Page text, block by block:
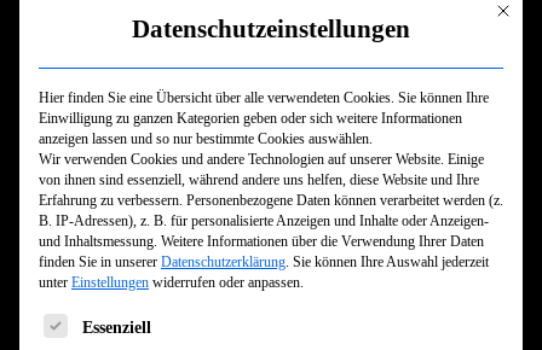
Zusatzshow
PÖBEL MC geht mit der DISSPUTATION in die nächste
Runde! Der Sommer hat gerade erst begonnen, der
Winter liegt zum Glück noch in weiter Ferne. Trotzdem
MC, welche Ende des Jahres stattfindet, schon weg wie
Mit
Datenschutzeinstellungen
Hier finden Sie eine Übersicht über alle verwendeten Cookies. Sie können Ihre
Einwilligung zu ganzen Kategorien geben oder sich weitere Informationen
anzeigen lassen und so nur bestimmte Cookies auswählen.
Wir verwenden Cookies und andere Technologien auf unserer Website. Einige
von ihnen sind essenziell, während andere uns helfen, diese Website und Ihre
Erfahrung zu verbessern. Personenbezogene Daten können verarbeitet werden (z.
B. IP-Adressen), z. B. für personalisierte Anzeigen und Inhalte oder Anzeigen-
und Inhaltsmessung. Weitere Informationen über die Verwendung Ihrer Daten
finden Sie in unserer Datenschutzerklärung. Sie können Ihre Auswahl jederzeit
unter Einstellungen widerrufen oder anpassen.
Es folgt eine Liste der Service-Gruppen, für die eine
Essenziell